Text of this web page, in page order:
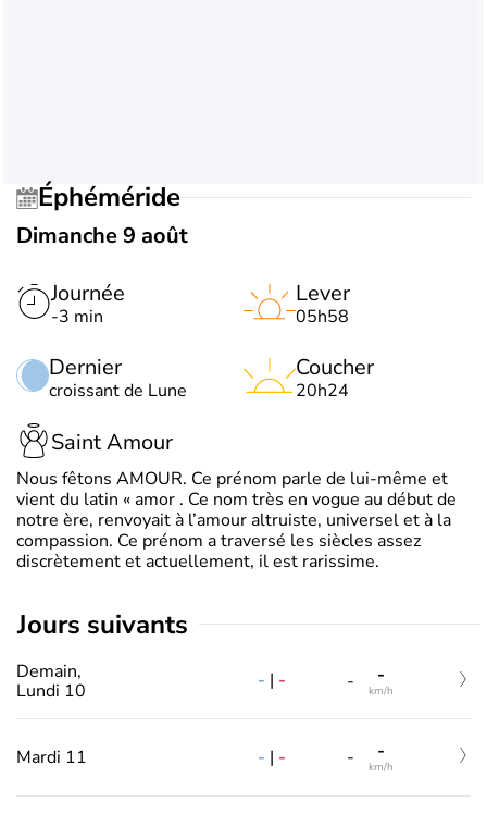
Éphéméride
Dimanche 9 août
Journée
-3 min
Dernier
croissant de Lune
Lever
05h58
Coucher
20h24
Saint Amour
Nous fêtons AMOUR. Ce prénom parle de lui-même et
vient du latin « amor . Ce nom très en vogue au début de
notre ère, renvoyait à l’amour altruiste, universel et à la
compassion. Ce prénom a traversé les siècles assez
discrètement et actuellement, il est rarissime.
jours suivants
Demain,
Lundi 10
- | - - -
km/h
Mardi 11 - | - - -
km/h